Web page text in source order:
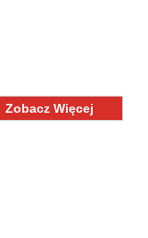
Zobacz Więcej